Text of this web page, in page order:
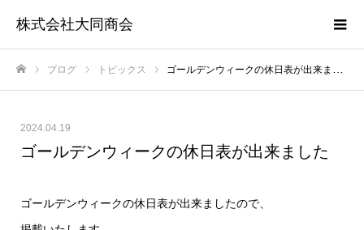
株式会社大同商会
ブログ トピックス ゴールデンウィークの休日表が出来ました
2024.04.19
ゴールデンウィークの休日表が出来ました
ゴールデンウィークの休日表が出来ましたので、